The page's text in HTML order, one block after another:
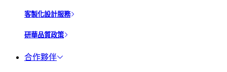
客製化設計服務
研華品質政策
合作夥伴